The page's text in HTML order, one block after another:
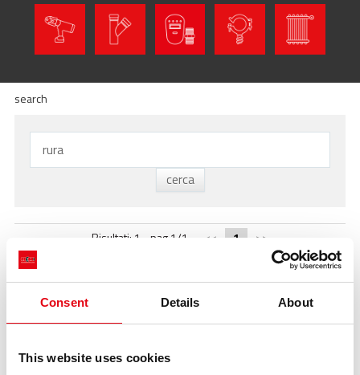
Consent Details About
This website uses cookies
NASZE HISTORIE
ACADEMY
NAJWAŻNIEJSZE MOMENTY
POBIERANIE
search
Risultati: 1 - pag 1/1 << 1 >>